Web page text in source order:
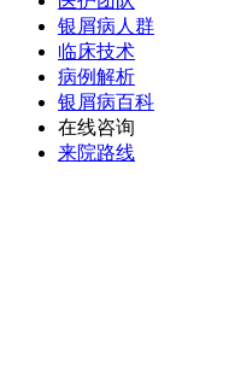
银屑病人群
临床技术
病例解析
银屑病百科
在线咨询
来院路线